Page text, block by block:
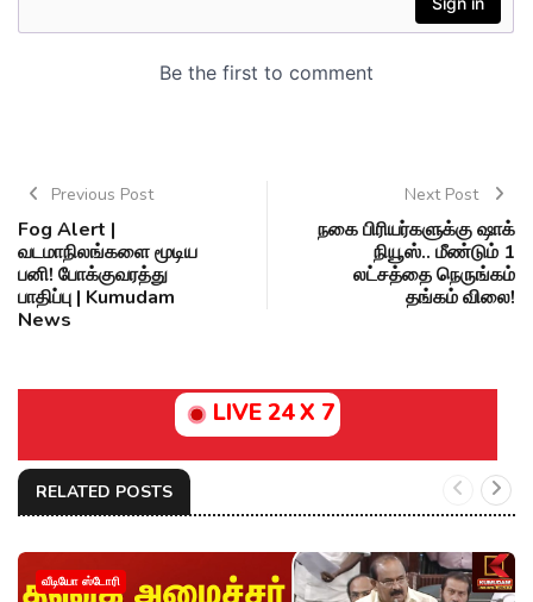
Previous Post
Fog Alert |
வடமாநிலங்களை மூடிய
பனி! போக்குவரத்து
பாதிப்பு | Kumudam
News
Next Post
நகை பிரியர்களுக்கு ஷாக்
நியூஸ்.. மீண்டும் 1
லட்சத்தை நெருங்கம்
தங்கம் விலை!
LIVE 24 X 7
RELATED POSTS
வீடியோ ஸ்டோரி